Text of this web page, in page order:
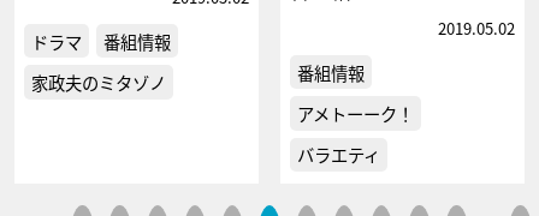
ドラマ
番組情報
家政夫のミタゾノ
2019.05.02
番組情報
アメトーーク！
バラエティ